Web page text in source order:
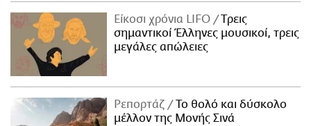
Είκοσι χρόνια LIFO
Tρεις
σημαντικοί Έλληνες μουσικοί, τρεις
μεγάλες απώλειες
Ρεπορτάζ
Το θολό και δύσκολο
μέλλον της Μονής Σινά